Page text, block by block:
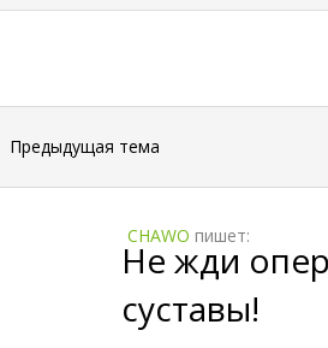
Предыдущая тема
CHAWO пишет:
Не жди
суставы!